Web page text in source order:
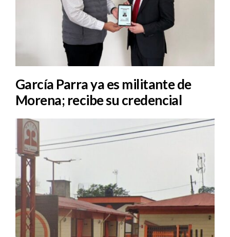
García Parra ya es militante de
Morena; recibe su credencial